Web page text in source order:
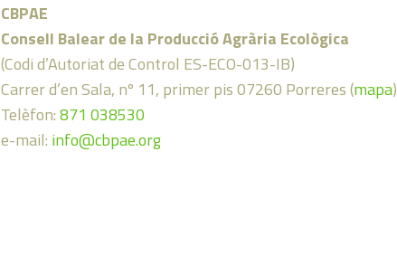
CBPAE
Consell Balear de la Producció Agrària Ecològica
(Codi d’Autoriat de Control ES-ECO-013-IB)
Carrer d’en Sala, nº 11, primer pis 07260 Porreres (mapa)
Telèfon:871 038530
e-mail: info@cbpae.org